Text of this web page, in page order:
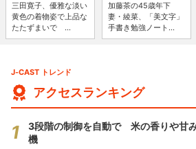
三田寛子、優雅な淡い
黄色の着物姿で上品な
たたずまいで ...
加藤茶の45歳年下
妻・綾菜、「美文字」
手書き勉強ノート...
J-CAST トレンド
アクセスランキング
3段階の制御を自動で 米の香りや甘
機